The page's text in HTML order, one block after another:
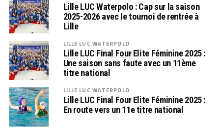
Lille LUC Waterpolo : Cap sur la saison
2025-2026 avec le tournoi de rentrée à
Lille
LILLE LUC WATERPOLO
Lille LUC Final Four Elite Féminine 2025 :
Une saison sans faute avec un 11ème
titre national
LILLE LUC WATERPOLO
Lille LUC Final Four Elite Féminine 2025 :
En route vers un 11e titre national